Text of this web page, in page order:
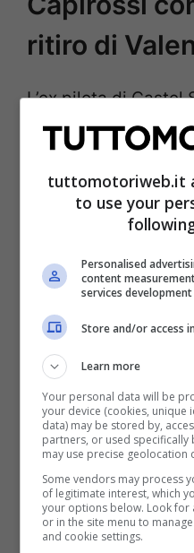
ritiro di
L’ex pilota di Castel
commentato
ritiro è in vista: “Ho
smettere di correre
microfoni della
tuttomotoriweb.it
to use your
Personalised
content
services development
Store and/or access
Learn more
Your personal data will be
your device (cookies, unique
data) may be stored by,
partners, or used specifically
may use precise geolocation
Some vendors may process
of legitimate interest, which
your options below. Look for
or in the site menu to
and cookie settings.